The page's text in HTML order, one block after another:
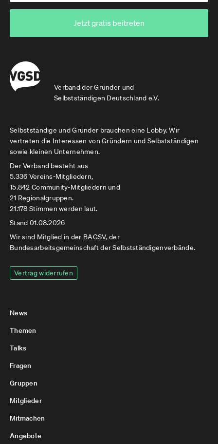
Verband der Gründer und
Selbstständigen Deutschland e.V.
Jetzt gratis beitreten
Selbstständige und Gründer brauchen eine Lobby. Wir
vertreten die Interessen von Gründern und Selbstständigen
sowie kleinen Unternehmen.
Der Verband besteht aus
5.336 Vereins-Mitgliedern,
15.842 Community-Mitgliedern und
21 Regionalgruppen.
21.178 Stimmen werden laut.
Stand 01.08.2026
Wir sind Mitglied in der BAGSV, der
Bundesarbeitsgemeinschaft der Selbstständigenverbände.
Vertrag widerrufen
News
Themen
Talks
Fragen
Gruppen
Mitglieder
Mitmachen
Angebote